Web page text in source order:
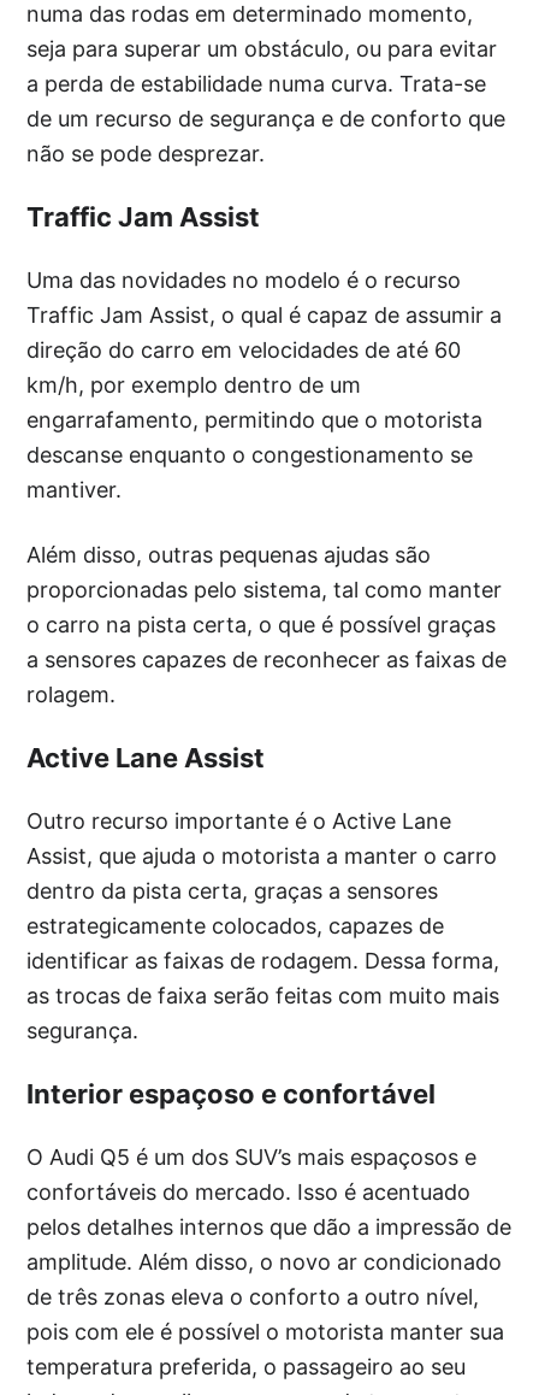
numa das rodas em determinado momento,
seja para superar um obstáculo, ou para evitar
a perda de estabilidade numa curva. Trata-se
de um recurso de segurança e de conforto que
não se pode desprezar.
Traffic Jam Assist
Uma das novidades no modelo é o recurso
Traffic Jam Assist, o qual é capaz de assumir a
direção do carro em velocidades de até 60
km/h, por exemplo dentro de um
engarrafamento, permitindo que o motorista
descanse enquanto o congestionamento se
mantiver.
Além disso, outras pequenas ajudas são
proporcionadas pelo sistema, tal como manter
o carro na pista certa, o que é possível graças
a sensores capazes de reconhecer as faixas de
rolagem.
Active Lane Assist
Outro recurso importante é o Active Lane
Assist, que ajuda o motorista a manter o carro
dentro da pista certa, graças a sensores
estrategicamente colocados, capazes de
identificar as faixas de rodagem. Dessa forma,
as trocas de faixa serão feitas com muito mais
segurança.
Interior espaçoso e confortável
O Audi Q5 é um dos SUV’s mais espaçosos e
confortáveis do mercado. Isso é acentuado
pelos detalhes internos que dão a impressão de
amplitude. Além disso, o novo ar condicionado
de três zonas eleva o conforto a outro nível,
pois com ele é possível o motorista manter sua
temperatura preferida, o passageiro ao seu